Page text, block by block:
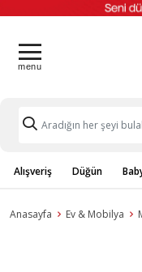
Alışveriş Düğün
Anasayfa Ev & Mobilya